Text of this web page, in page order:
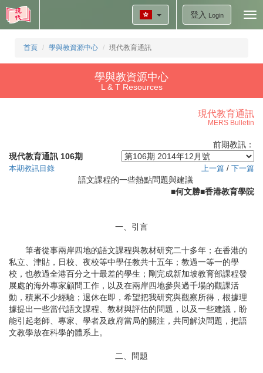
登入 Login
首頁 學與教資源中心 現代教育通訊
學與教資源中心
L & T Resources
現代教育通訊
MERS Bulletin
現代教育通訊 106期
前期教訊：
本期教訊目錄 上一篇 / 下一篇
語文課程的一些熱點問題與建議
■何文勝■香港教育學院
一、引言
筆者從事兩岸四地的語文課程與教材研究二十多年；在香港的
私立、津貼，日校、夜校等中學任教共十五年；教過一等一的學
校，也教過全港百分之十最差的學生；剛完成新加坡教育部課程發
展處的海外專家顧問工作，以及在兩岸四地參與過千場的觀課活
動，積累不少經驗；退休在即，希望把我研究與觀察所得，根據理
據提出一些當代語文課程、教材與評估的問題，以及一些建議，盼
能引起老師、專家、學者及政府當局的關注，共同解決問題，把語
文教學放在科學的體系上。
二、問題